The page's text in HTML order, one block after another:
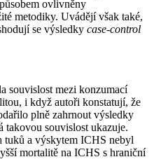
ovlivněny
metodiky. Uvádějí však také,
se výsledky case-control
souvislost mezi konzumací
i když autoři konstatují, že
plně zahrnout výsledky
takovou souvislost ukazuje.
tuků a výskytem ICHS nebyl
mortalitě na ICHS s hraniční